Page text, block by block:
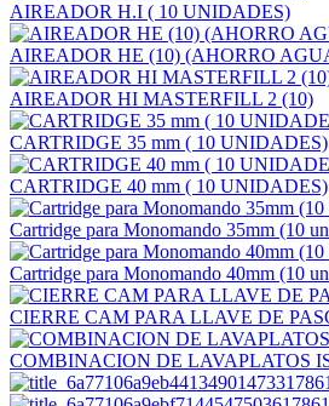
AIREADOR H.I ( 10 UNIDADES)
AIREADOR HE (10) (AHORRO
AIREADOR HI MASTERFILL 2 (10)
CARTRIDGE 35 mm ( 10 UNIDADES)
CARTRIDGE 40 mm ( 10 UNIDADES)
Cartridge para Monomando 35mm (10
Cartridge para Monomando 40mm (10
CIERRE CAM PARA LLAVE DE
COMBINACION DE LAVAPLATOS